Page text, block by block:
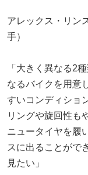
アレックス・リン
手）
「大きく異なる2
なるバイクを用意
すいコンディショ
リングや旋回性も
ニュータイヤを履
スに出ることがで
見たい」